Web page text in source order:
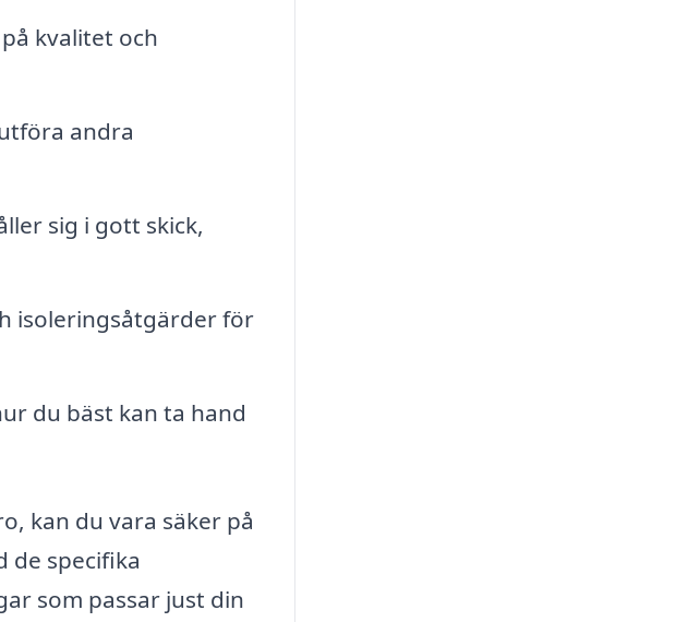
kvalitet och
andra
sig i gott skick,
isoleringsåtgärder för
du bäst kan ta hand
kan du vara säker på
de specifika
som passar just din